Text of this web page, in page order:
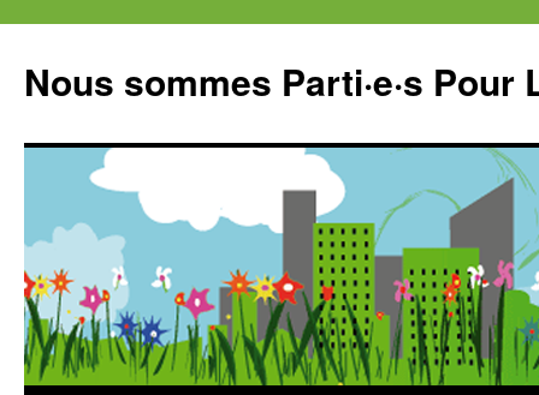
contenu
Nous sommes Parti·e·s